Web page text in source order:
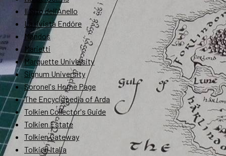
Il Sito dell'Anello
La rivista Endóre
Mandos
Marietti
Marquette University
Signum University
Soronel's Home Page
The Encyclopedia of Arda
Tolkien Collector's Guide
Tolkien Estate
Tolkien Gateway
Tolkien Italia